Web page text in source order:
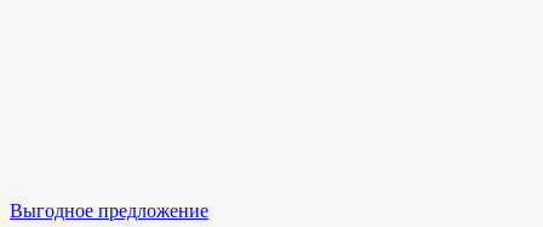
Выгодное предложение